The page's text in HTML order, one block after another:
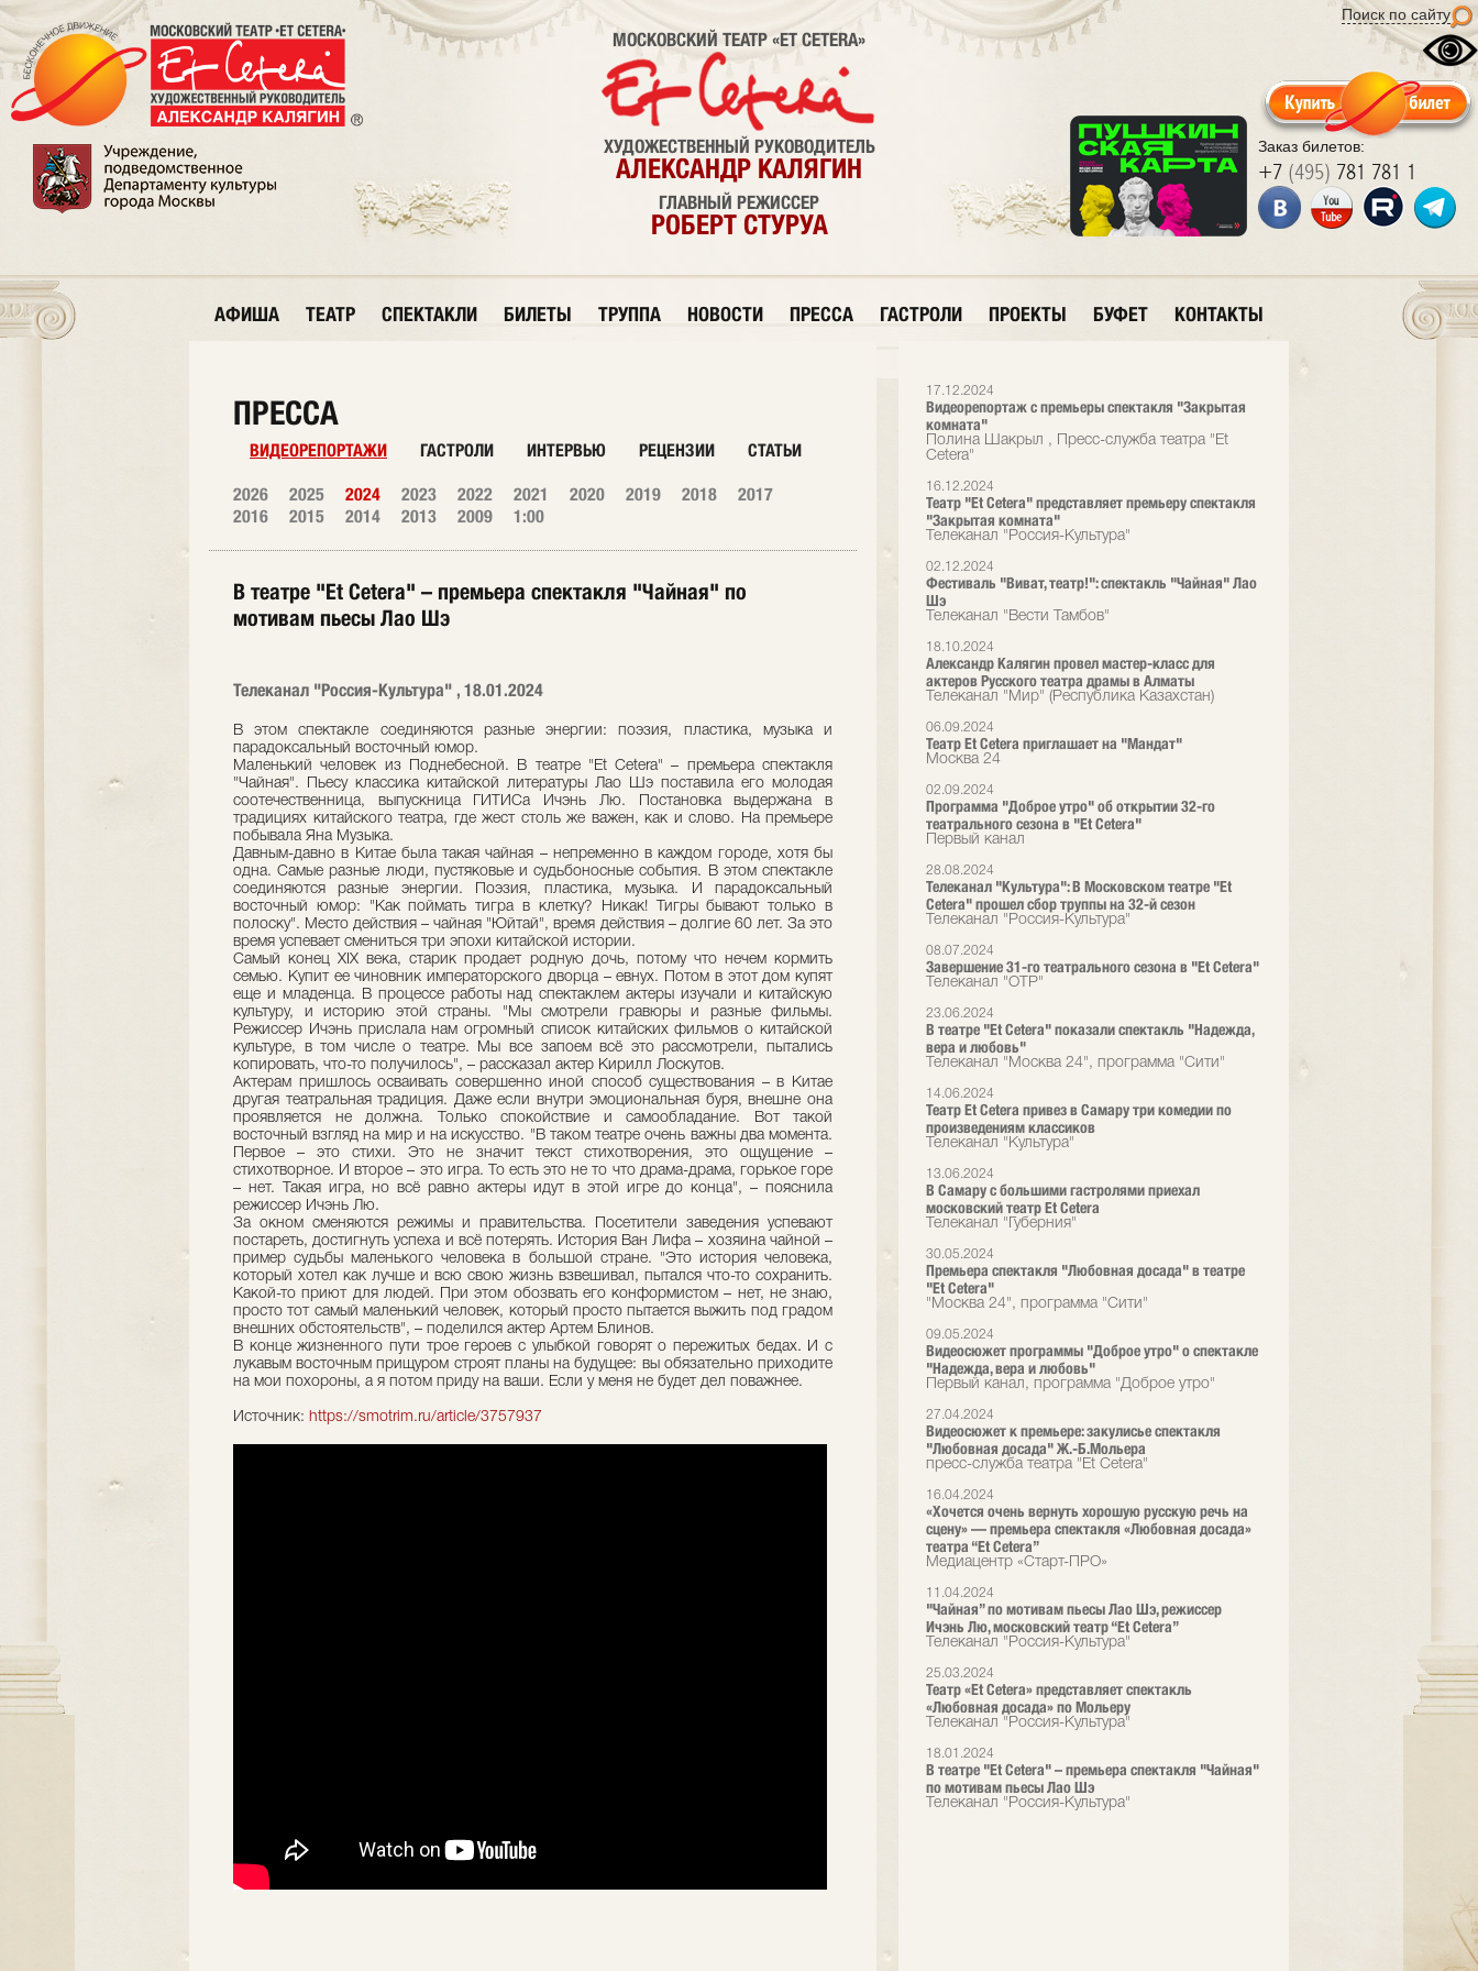
Поиск по сайту
Заказ билетов:
+7 (495) 781 781 1
МОСКОВСКИЙ ТЕАТР «ET CETERA»
ХУДОЖЕСТВЕННЫЙ РУКОВОДИТЕЛЬ
АЛЕКСАНДР КАЛЯГИН
ГЛАВНЫЙ РЕЖИССЕР
РОБЕРТ СТУРУА
АФИША ТЕАТР СПЕКТАКЛИ БИЛЕТЫ ТРУППА НОВОСТИ ПРЕССА ГАСТРОЛИ ПРОЕКТЫ БУФЕТ КОНТАКТЫ
17.12.2024
Видеорепортаж с премьеры спектакля "Закрытая
комната"
Полина Шакрыл , Пресс-служба театра "Et
Cetera"
16.12.2024
Театр "Et Cetera" представляет премьеру спектакля
"Закрытая комната"
Телеканал "Россия-Культура"
02.12.2024
Фестиваль "Виват, театр!": спектакль "Чайная" Лао
Шэ
Телеканал "Вести Тамбов"
18.10.2024
Александр Калягин провел мастер-класс для
актеров Русского театра драмы в Алматы
Телеканал "Мир" (Республика Казахстан)
06.09.2024
Театр Et Cetera приглашает на "Мандат"
Москва 24
02.09.2024
Программа "Доброе утро" об открытии 32-го
театрального сезона в "Et Cetera"
Первый канал
28.08.2024
Телеканал "Культура": В Московском театре "Et
Cetera" прошел сбор труппы на 32-й сезон
Телеканал "Россия-Культура"
08.07.2024
Завершение 31-го театрального сезона в "Et Cetera"
Телеканал "ОТР"
23.06.2024
В театре "Et Cetera" показали спектакль "Надежда,
вера и любовь"
Телеканал "Москва 24", программа "Cити"
14.06.2024
Театр Et Cetera привез в Самару три комедии по
произведениям классиков
Телеканал "Культура"
13.06.2024
В Самару с большими гастролями приехал
московский театр Et Cetera
Телеканал "Губерния"
30.05.2024
Премьера спектакля "Любовная досада" в театре
"Et Cetera"
"Москва 24", программа "Сити"
09.05.2024
Видеосюжет программы "Доброе утро" о спектакле
"Надежда, вера и любовь"
Первый канал, программа "Доброе утро"
27.04.2024
Видеосюжет к премьере: закулисье спектакля
"Любовная досада" Ж.-Б.Мольера
пресс-служба театра "Et Cetera"
16.04.2024
«Хочется очень вернуть хорошую русскую речь на
сцену» — премьера спектакля «Любовная досада»
театра “Et Cetera”
Медиацентр «Старт-ПРО»
11.04.2024
"Чайная” по мотивам пьесы Лао Шэ, режиссер
Ичэнь Лю, московский театр “Et Cetera”
Телеканал "Россия-Культура"
25.03.2024
Театр «Et Cetera» представляет спектакль
«Любовная досада» по Мольеру
Телеканал "Россия-Культура"
18.01.2024
В театре "Et Cetera" – премьера спектакля "Чайная"
по мотивам пьесы Лао Шэ
Телеканал "Россия-Культура"
ПРЕССА
ВИДЕОРЕПОРТАЖИ ГАСТРОЛИ ИНТЕРВЬЮ РЕЦЕНЗИИ СТАТЬИ
2026 2025 2024 2023 2022 2021 2020 2019 2018
2017
2016
2015 2014 2013 2009 1:00
В театре "Et Cetera" – премьера спектакля "Чайная" по
мотивам пьесы Лао Шэ
Телеканал "Россия-Культура" , 18.01.2024
В этом спектакле соединяются разные энергии: поэзия, пластика, музыка и
парадоксальный восточный юмор.
Маленький человек из Поднебесной. В театре "Et Cetera" – премьера спектакля
"Чайная". Пьесу классика китайской литературы Лао Шэ поставила его молодая
соотечественница, выпускница ГИТИСа Ичэнь Лю. Постановка выдержана в
традициях китайского театра, где жест столь же важен, как и слово. На премьере
побывала Яна Музыка.
Давным-давно в Китае была такая чайная – непременно в каждом городе, хотя бы
одна. Самые разные люди, пустяковые и судьбоносные события. В этом спектакле
соединяются разные энергии. Поэзия, пластика, музыка. И парадоксальный
восточный юмор: "Как поймать тигра в клетку? Никак! Тигры бывают только в
полоску". Место действия – чайная "Юйтай", время действия – долгие 60 лет. За это
время успевает смениться три эпохи китайской истории.
Самый конец XIX века, старик продает родную дочь, потому что нечем кормить
семью. Купит ее чиновник императорского дворца – евнух. Потом в этот дом купят
еще и младенца. В процессе работы над спектаклем актеры изучали и китайскую
культуру, и историю этой страны. "Мы смотрели гравюры и разные фильмы.
Режиссер Ичэнь прислала нам огромный список китайских фильмов о китайской
культуре, в том числе о театре. Мы все запоем всё это рассмотрели, пытались
копировать, что-то получилось", – рассказал актер Кирилл Лоскутов.
Актерам пришлось осваивать совершенно иной способ существования – в Китае
другая театральная традиция. Даже если внутри эмоциональная буря, внешне она
проявляется не должна. Только спокойствие и самообладание. Вот такой
восточный взгляд на мир и на искусство. "В таком театре очень важны два момента.
Первое – это стихи. Это не значит текст стихотворения, это ощущение –
стихотворное. И второе – это игра. То есть это не то что драма-драма, горькое горе
– нет. Такая игра, но всё равно актеры идут в этой игре до конца", – пояснила
режиссер Ичэнь Лю.
За окном сменяются режимы и правительства. Посетители заведения успевают
постареть, достигнуть успеха и всё потерять. История Ван Лифа – хозяина чайной –
пример судьбы маленького человека в большой стране. "Это история человека,
который хотел как лучше и всю свою жизнь взвешивал, пытался что-то сохранить.
Какой-то приют для людей. При этом обозвать его конформистом – нет, не знаю,
просто тот самый маленький человек, который просто пытается выжить под градом
внешних обстоятельств", – поделился актер Артем Блинов.
В конце жизненного пути трое героев с улыбкой говорят о пережитых бедах. И с
лукавым восточным прищуром строят планы на будущее: вы обязательно приходите
на мои похороны, а я потом приду на ваши. Если у меня не будет дел поважнее.
Источник: https://smotrim.ru/article/3757937